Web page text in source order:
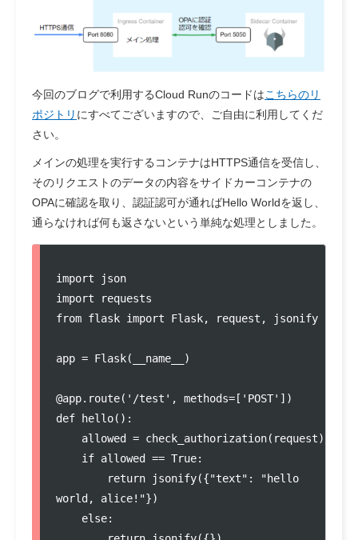
今回のブログで利用するCloud Runのコードはこちらのリ
ポジトリ にすべてございますので、ご自由に利用してくだ
さい。
メインの処理を実行するコンテナはHTTPS通信を受信し、
そのリクエストのデータの内容をサイドカーコンテナの
OPAに確認を取り、認証認可が通ればHello Worldを返し、
通らなければ何も返さないという単純な処理としました。
import json
import requests
from flask import Flask, request, jsonify
app = Flask(__name__)
@app.route('/test', methods=['POST'])
def hello():
world, alice!"})